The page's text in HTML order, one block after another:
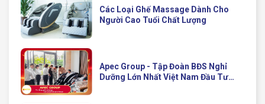
Các Loại Ghế Massage Dành Cho
Người Cao Tuổi Chất Lượng
Apec Group - Tập Đoàn BĐS Nghỉ
Dưỡng Lớn Nhất Việt Nam Đầu Tư